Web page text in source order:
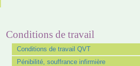
Conditions de travail
Conditions de travail QVT
Pénibilité, souffrance infirmière